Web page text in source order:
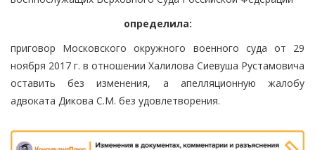
определила:
приговор Московского окружного военного суда от 29
ноября 2017 г. в отношении Халилова Сиевуша Рустамовича
оставить без изменения, а апелляционную жалобу
адвоката Дикова С.М. без удовлетворения.